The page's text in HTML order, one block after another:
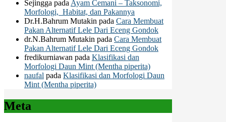
Sejingga pada Ayam Cemani – Taksonomi,
Morfologi, Habitat, dan Pakannya
Dr.H.Bahrum Mutakin pada Cara Membuat
Pakan Alternatif Lele Dari Eceng Gondok
dr.N.Bahrum Mutakin pada Cara Membuat
Pakan Alternatif Lele Dari Eceng Gondok
fredikurniawan pada Klasifikasi dan
Morfologi Daun Mint (Mentha piperita)
naufal pada Klasifikasi dan Morfologi Daun
Mint (Mentha piperita)
Meta